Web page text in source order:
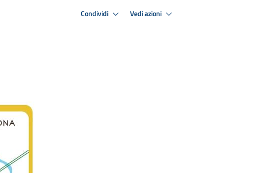
Condividi Vedi azioni